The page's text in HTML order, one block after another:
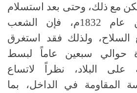
مع ذلك، وحتى بعد استسلام
الباي للفرنسسين عام 1832م، فإن الشعب
السلاح، ولذلك فقد استغرق
حوالي سبعين عاماً لبسط
على البلاد، نظراً لاتساع
المقاومة في الداخل، بما